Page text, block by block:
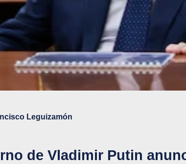
Leguizamón
de Vladimir Putin